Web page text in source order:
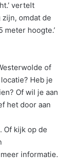
vertelt
zijn, omdat de
meter hoogte.’
of
Heb je
Of wil je aan
het door aan
. Of kijk op de
informatie.